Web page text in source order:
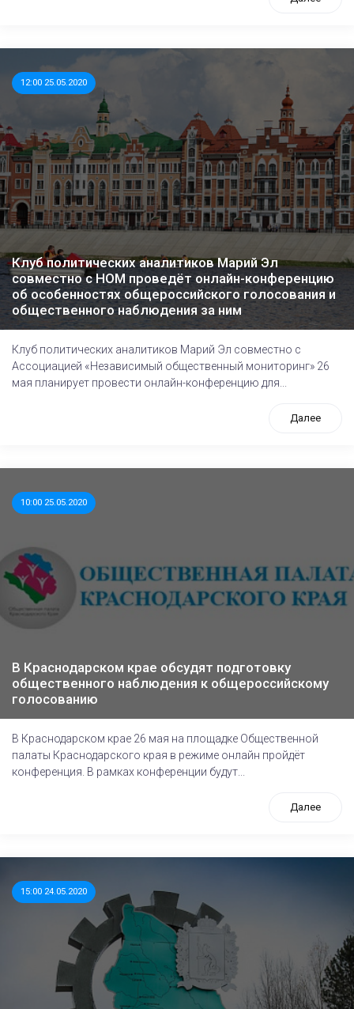
12:00 25.05.2020
Клуб политических аналитиков Марий Эл
совместно с НОМ проведёт онлайн-конференцию
об особенностях общероссийского голосования и
общественного наблюдения за ним
Клуб политических аналитиков Марий Эл совместно с
Ассоциацией «Независимый общественный мониторинг» 26
мая планирует провести онлайн-конференцию для...
Далее
10:00 25.05.2020
В Краснодарском крае обсудят подготовку
общественного наблюдения к общероссийскому
голосованию
В Краснодарском крае 26 мая на площадке Общественной
палаты Краснодарского края в режиме онлайн пройдёт
конференция. В рамках конференции будут...
Далее
15:00 24.05.2020